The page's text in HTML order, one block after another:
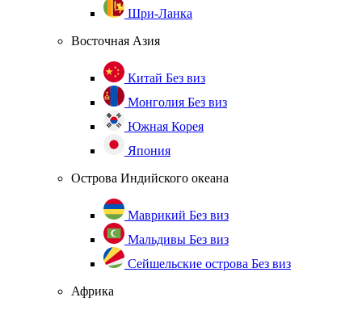
Шри-Ланка
Восточная Азия
Китай Без виз
Монголия Без виз
Южная Корея
Япония
Острова Индийского океана
Маврикий Без виз
Мальдивы Без виз
Сейшельские острова Без виз
Африка